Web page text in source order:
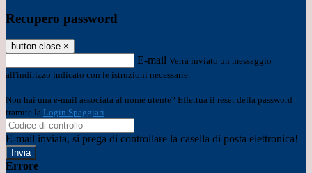
Recupero password
button close ×
E-mail Verrà inviato un messaggio
all'indirizzo indicato con le istruzioni necessarie.
Non hai una e-mail associata al nome utente? Effettua il reset della password
tramite la Login Spaggiari
E-mail inviata, si prega di controllare la casella di posta elettronica!
Errore